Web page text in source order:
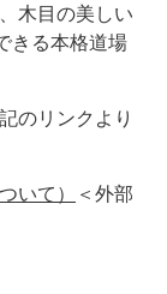
木目の美しい
きる本格道場
のリンクより
いて）
＜外部